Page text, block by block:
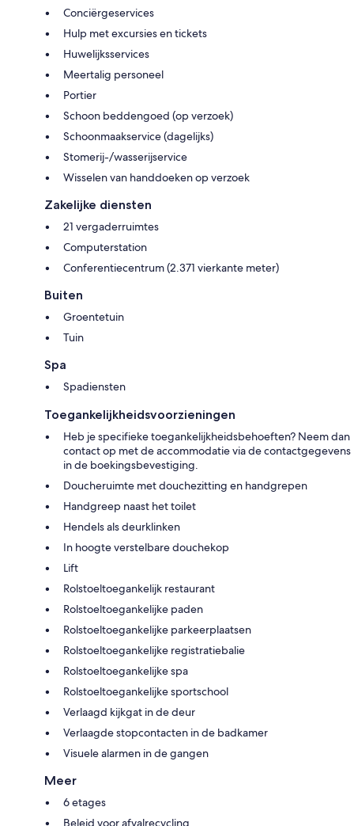
Conciërgeservices
Hulp met excursies en tickets
Huwelijksservices
Meertalig personeel
Portier
Schoon beddengoed (op verzoek)
Schoonmaakservice (dagelijks)
Stomerij-/wasserijservice
Wisselen van handdoeken op verzoek
Zakelijke diensten
21 vergaderruimtes
Computerstation
Conferentiecentrum (2.371 vierkante meter)
Buiten
Groentetuin
Tuin
Spa
Spadiensten
Toegankelijkheidsvoorzieningen
Heb je specifieke toegankelijkheidsbehoeften? Neem dan
contact op met de accommodatie via de contactgegevens
in de boekingsbevestiging.
Doucheruimte met douchezitting en handgrepen
Handgreep naast het toilet
Hendels als deurklinken
In hoogte verstelbare douchekop
Lift
Rolstoeltoegankelijk restaurant
Rolstoeltoegankelijke paden
Rolstoeltoegankelijke parkeerplaatsen
Rolstoeltoegankelijke registratiebalie
Rolstoeltoegankelijke spa
Rolstoeltoegankelijke sportschool
Verlaagd kijkgat in de deur
Verlaagde stopcontacten in de badkamer
Visuele alarmen in de gangen
Meer
6 etages
Beleid voor afvalrecycling